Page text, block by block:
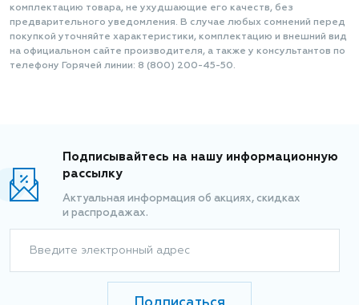
комплектацию товара, не ухудшающие его качеств, без
предварительного уведомления. В случае любых сомнений перед
покупкой уточняйте характеристики, комплектацию и внешний вид
на официальном сайте производителя, а также у консультантов по
телефону Горячей линии: 8 (800) 200-45-50.
Подписывайтесь на нашу информационную
рассылку
Актуальная информация об акциях, скидках
и распродажах.
Введите электронный адрес